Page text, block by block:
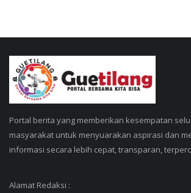
Portal berita yang memberikan kesempatan
masyarakat untuk menyuarakan aspirasi dan
informasi secara lebih cepat, transparan,
Alamat Redaksi :